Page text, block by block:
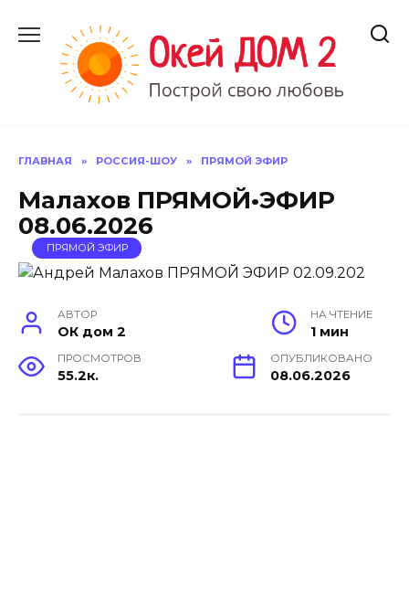
содержанию
ГЛАВНАЯ » РОССИЯ-ШОУ » ПРЯМОЙ ЭФИР
Малахов ПРЯМОЙ•ЭФИР
08.06.2026
ПРЯМОЙ ЭФИР
АВТОР
ОК дом 2
НА ЧТЕНИЕ
1 мин
ПРОСМОТРОВ
55.2к.
ОПУБЛИКОВАНО
08.06.2026